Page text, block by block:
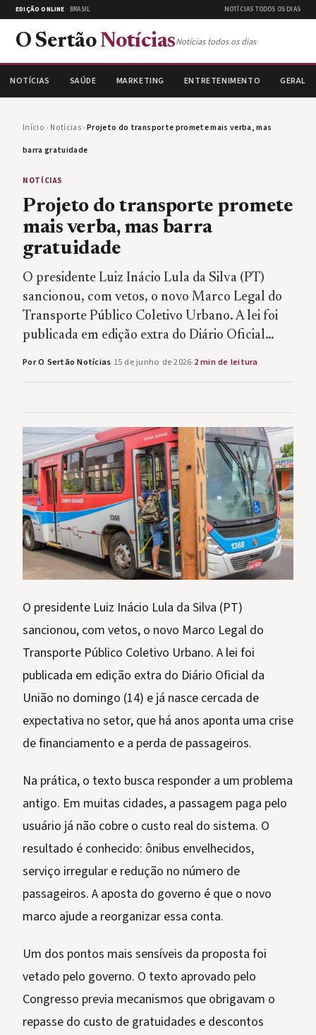
EDIÇÃO ONLINE · BRASIL NOTÍCIAS TODOS OS DIAS
O Sertão NotíciasNotícias todos os dias
NOTÍCIAS SAÚDE MARKETING ENTRETENIMENTO GERAL
Início › Notícias›Projeto do transporte promete mais verba, mas
barra gratuidade
NOTÍCIAS
Projeto do transporte promete
mais verba, mas barra
gratuidade
O presidente Luiz Inácio Lula da Silva (PT)
sancionou, com vetos, o novo Marco Legal do
Transporte Público Coletivo Urbano. A lei foi
publicada em edição extra do Diário Oficial…
Por O Sertão Notícias·15 de junho de 2026·2 min de leitura
O presidente Luiz Inácio Lula da Silva (PT)
sancionou, com vetos, o novo Marco Legal do
Transporte Público Coletivo Urbano. A lei foi
publicada em edição extra do Diário Oficial da
União no domingo (14) e já nasce cercada de
expectativa no setor, que há anos aponta uma crise
de financiamento e a perda de passageiros.
Na prática, o texto busca responder a um problema
antigo. Em muitas cidades, a passagem paga pelo
usuário já não cobre o custo real do sistema. O
resultado é conhecido: ônibus envelhecidos,
serviço irregular e redução no número de
passageiros. A aposta do governo é que o novo
marco ajude a reorganizar essa conta.
Um dos pontos mais sensíveis da proposta foi
vetado pelo governo. O texto aprovado pelo
Congresso previa mecanismos que obrigavam o
repasse do custo de gratuidades e descontos